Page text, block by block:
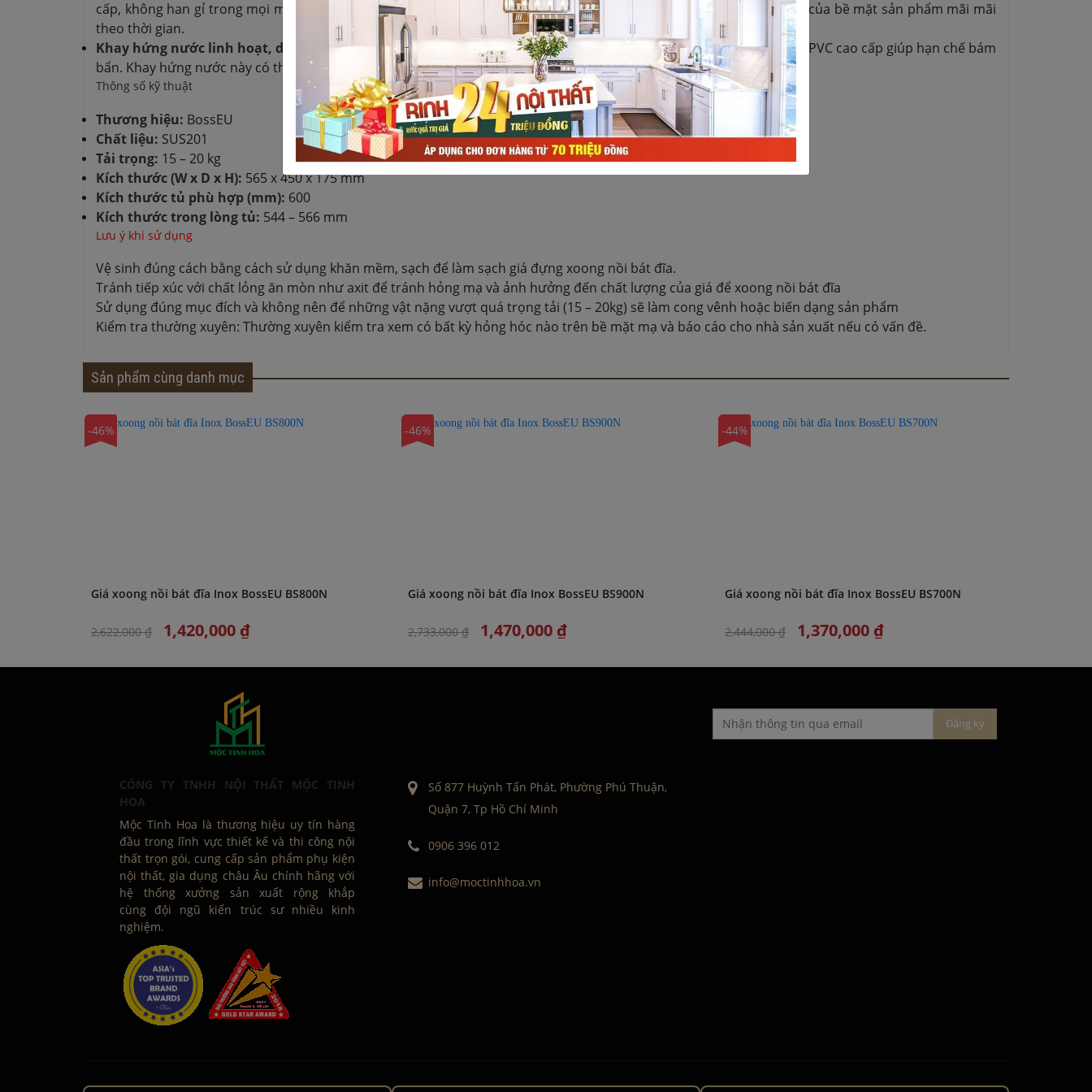
cấp, không han gỉ trong mọi môi trường, tăng khả năng chống mài mòn, bôi trơn, tăng độ chắc chắn và sáng bóng của bề mặt sản phẩm mãi mãi
theo thời gian.
Khay hứng nước linh hoạt, dễ dàng tháo lắp: Mỗi sàn đều có 1 khay hứng nước có bề mặt trơn được làm từ nhựa PVC cao cấp giúp hạn chế bám
bẩn. Khay hứng nước này có thể dễ dàng tháo lắp để vệ sinh mà không tốn quá nhiều thời gian.
Thông số kỹ thuật
Thương hiệu: BossEU
Chất liệu: SUS201
Tải trọng: 15 – 20 kg
Kích thước (W x D x H): 565 x 450 x 175 mm
Kích thước tủ phù hợp (mm): 600
Kích thước trong lòng tủ: 544 – 566 mm
Lưu ý khi sử dụng
Vệ sinh đúng cách bằng cách sử dụng khăn mềm, sạch để làm sạch giá đựng xoong nồi bát đĩa.
Tránh tiếp xúc với chất lỏng ăn mòn như axit để tránh hỏng mạ và ảnh hưởng đến chất lượng của giá để xoong nồi bát đĩa
Sử dụng đúng mục đích và không nên để những vật nặng vượt quá trọng tải (15 – 20kg) sẽ làm cong vênh hoặc biến dạng sản phẩm
Kiểm tra thường xuyên: Thường xuyên kiểm tra xem có bất kỳ hỏng hóc nào trên bề mặt mạ và báo cáo cho nhà sản xuất nếu có vấn đề.
Sản phẩm cùng danh mục
-46%
Giá xoong nồi bát đĩa Inox BossEU BS800N
2,622,000 ₫ 1,420,000 ₫
-46%
Giá xoong nồi bát đĩa Inox BossEU BS900N
2,733,000 ₫ 1,470,000 ₫
-44%
Giá xoong nồi bát đĩa Inox BossEU BS700N
2,444,000 ₫ 1,370,000 ₫
CÔNG TY TNHH NỘI THẤT MỘC TINH
HOA
Mộc Tinh Hoa là thương hiệu uy tín hàng
đầu trong lĩnh vực thiết kế và thi công nội
thất trọn gói, cung cấp sản phẩm phụ kiện
nội thất, gia dụng châu Âu chính hãng với
hệ thống xưởng sản xuất rộng khắp
cùng đội ngũ kiến trúc sư nhiều kinh
nghiệm.
Số 877 Huỳnh Tấn Phát, Phường Phú Thuận,
Quận 7, Tp Hồ Chí Minh
0906 396 012
info@moctinhhoa.vn